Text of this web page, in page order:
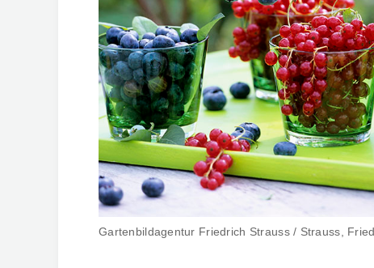
Gartenbildagentur Friedrich Strauss / Strauss,